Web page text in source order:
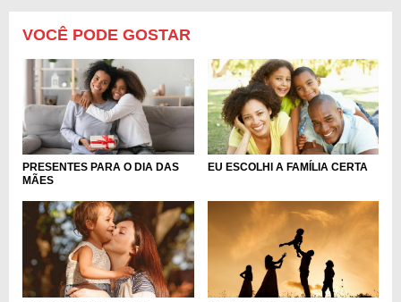
VOCÊ PODE GOSTAR
PRESENTES PARA O DIA DAS
MÃES
EU ESCOLHI A FAMÍLIA CERTA